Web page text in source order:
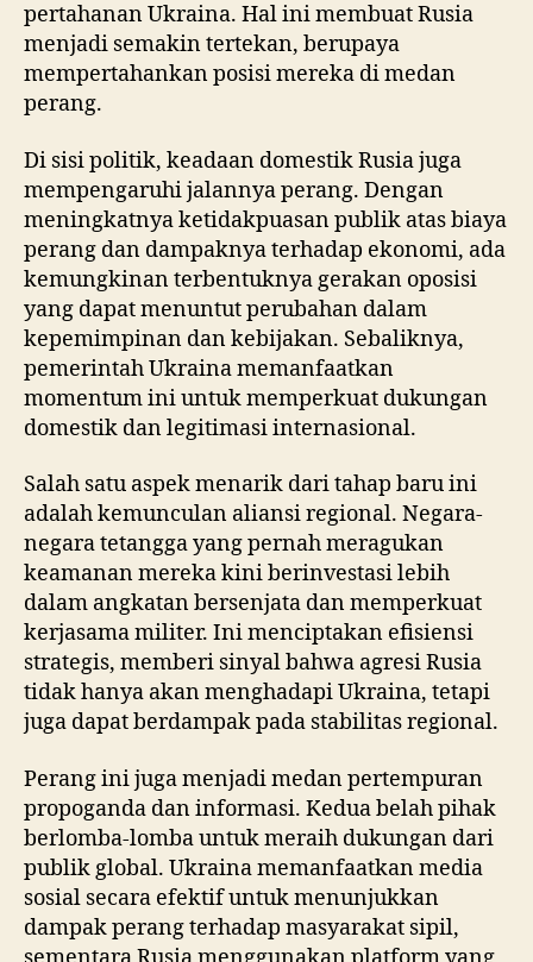
pertahanan Ukraina. Hal ini membuat Rusia
menjadi semakin tertekan, berupaya
mempertahankan posisi mereka di medan
perang.
Di sisi politik, keadaan domestik Rusia juga
mempengaruhi jalannya perang. Dengan
meningkatnya ketidakpuasan publik atas biaya
perang dan dampaknya terhadap ekonomi, ada
kemungkinan terbentuknya gerakan oposisi
yang dapat menuntut perubahan dalam
kepemimpinan dan kebijakan. Sebaliknya,
pemerintah Ukraina memanfaatkan
momentum ini untuk memperkuat dukungan
domestik dan legitimasi internasional.
Salah satu aspek menarik dari tahap baru ini
adalah kemunculan aliansi regional. Negara-
negara tetangga yang pernah meragukan
keamanan mereka kini berinvestasi lebih
dalam angkatan bersenjata dan memperkuat
kerjasama militer. Ini menciptakan efisiensi
strategis, memberi sinyal bahwa agresi Rusia
tidak hanya akan menghadapi Ukraina, tetapi
juga dapat berdampak pada stabilitas regional.
Perang ini juga menjadi medan pertempuran
propoganda dan informasi. Kedua belah pihak
berlomba-lomba untuk meraih dukungan dari
publik global. Ukraina memanfaatkan media
sosial secara efektif untuk menunjukkan
dampak perang terhadap masyarakat sipil,